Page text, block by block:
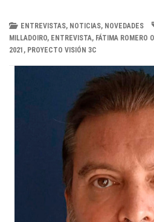
n
k
I
ENTREVISTAS, NOTICIAS, NOVEDADES
MILLADOIRO, ENTREVISTA, FÁTIMA ROMERO
2021 , PROYECTO VISIÓN 3C